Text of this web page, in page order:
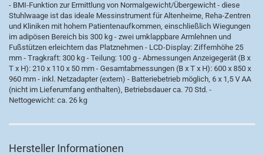
- BMI-Funktion zur Ermittlung von Normalgewicht/Übergewicht - diese
Stuhlwaage ist das ideale Messinstrument für Altenheime, Reha-Zentren
und Kliniken mit hohem Patientenaufkommen, einschließlich Wiegungen
im adipösen Bereich bis 300 kg - zwei umklappbare Armlehnen und
Fußstützen erleichtern das Platznehmen - LCD-Display: Ziffernhöhe 25
mm - Tragkraft: 300 kg - Teilung: 100 g - Abmessungen Anzeigegerät (B x
T x H): 210 x 110 x 50 mm - Gesamtabmessungen (B x T x H): 600 x 850 x
960 mm - inkl. Netzadapter (extern) - Batteriebetrieb möglich, 6 x 1,5 V AA
(nicht im Lieferumfang enthalten), Betriebsdauer ca. 70 Std. -
Nettogewicht: ca. 26 kg
Hersteller Informationen